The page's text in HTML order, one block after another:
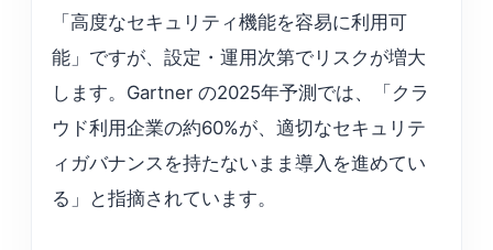
「高度なセキュリティ機能を容易に利用可
能」ですが、設定・運用次第でリスクが増大
します。Gartner の2025年予測では、「クラ
ウド利用企業の約60%が、適切なセキュリテ
ィガバナンスを持たないまま導入を進めてい
る」と指摘されています。